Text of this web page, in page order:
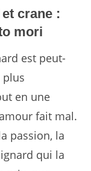
crane :
mori
est peut-
en une
fait mal.
passion, la
qui la